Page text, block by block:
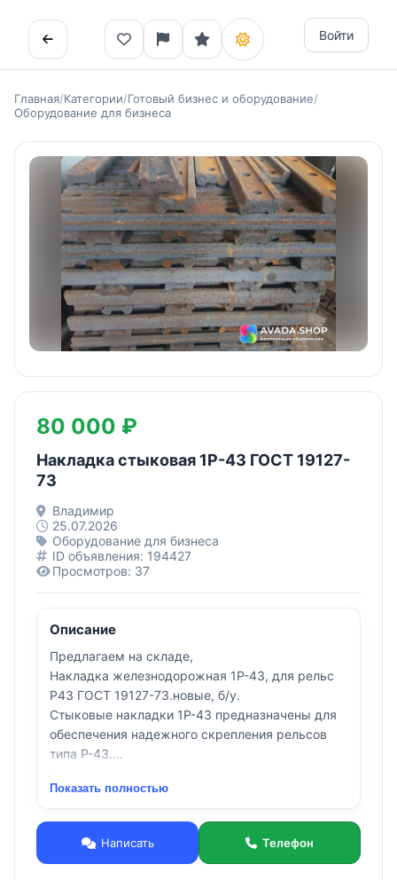
Войти
Главная/Категории/Готовый бизнес и оборудование/
Оборудование для бизнеса
80 000 ₽
Накладка стыковая 1Р-43 ГОСТ 19127-
73
Владимир
25.07.2026
Оборудование для бизнеса
ID объявления: 194427
Просмотров: 37
Описание
Предлагаем на складе,
Накладка железнодорожная 1Р-43, для рельс
Р43 ГОСТ 19127-73.новые, б/у.
Стыковые накладки 1Р-43 предназначены для
обеспечения надежного скрепления рельсов
типа Р-43.
к. т. +7(905)145-42-45,
Показать полностью
Написать Телефон